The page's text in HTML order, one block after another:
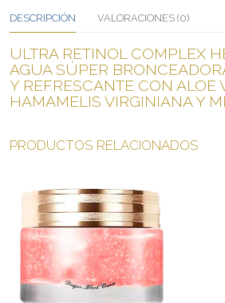
DESCRIPCIÓN VALORACIONES (0)
ULTRA RETINOL COMPLEX
AGUA SÚPER
Y REFRESCANTE CON ALOE
HAMAMELIS VIRGINIANA Y
PRODUCTOS RELACIONADOS